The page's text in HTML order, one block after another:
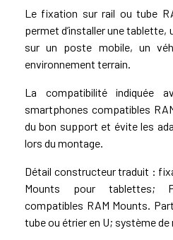
Le fixation sur rail ou tube
permet d’installer une tablette,
sur un poste mobile, un
environnement terrain.
La compatibilité indiquée
smartphones compatibles
du bon support et évite les
lors du montage.
Détail constructeur traduit :
Mounts pour tablettes;
compatibles RAM Mounts.
tube ou étrier en U; système de